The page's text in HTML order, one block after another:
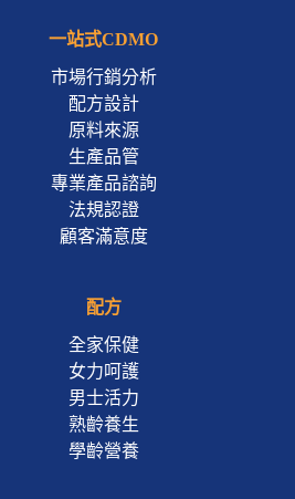
一站式CDMO
市場行銷分析
配方設計
原料來源
生產品管
專業產品諮詢
法規認證
顧客滿意度
配方
全家保健
女力呵護
男士活力
熟齡養生
學齡營養